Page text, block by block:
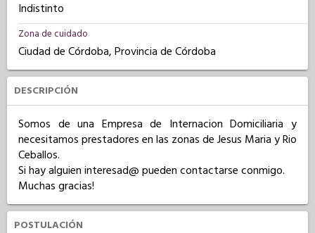
Indistinto
Zona de cuidado
Ciudad de Córdoba, Provincia de Córdoba
DESCRIPCIÓN
Somos de una Empresa de Internacion Domiciliaria y
necesitamos prestadores en las zonas de Jesus Maria y Rio
Ceballos.
Si hay alguien interesad@ pueden contactarse conmigo.
Muchas gracias!
POSTULACIÓN